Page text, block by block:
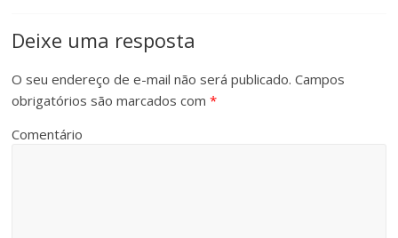
Deixe uma resposta
O seu endereço de e-mail não será publicado. Campos
obrigatórios são marcados com*
Comentário